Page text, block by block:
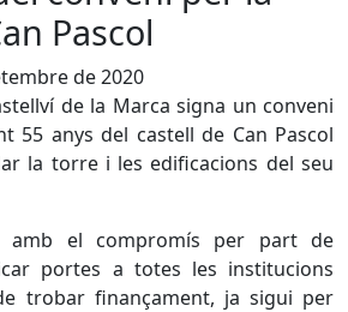
Pascol
de 2020
de la Marca signa un conveni
55 anys del castell de Can Pascol
la torre i les edificacions del seu
amb el compromís per part de
portes a totes les institucions
trobar finançament, ja sigui per